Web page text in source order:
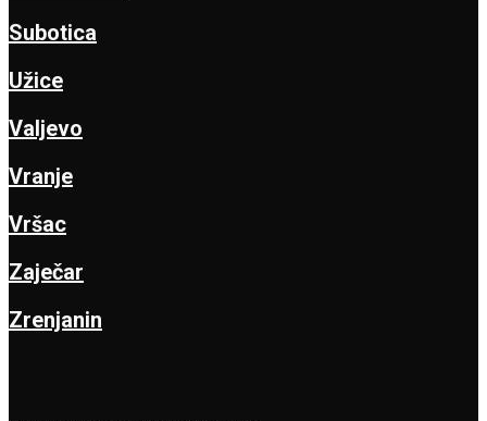
Subotica
Užice
Valjevo
Vranje
Vršac
Zaječar
Zrenjanin